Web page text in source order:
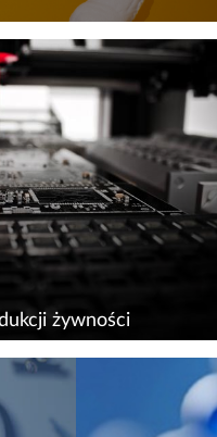
jest, że cechą
jest wspólne
o wpływie genów na
Okazuje się, że
żywności
ubiegłego wieku, kiedy
na szybkie
W latach 2000-